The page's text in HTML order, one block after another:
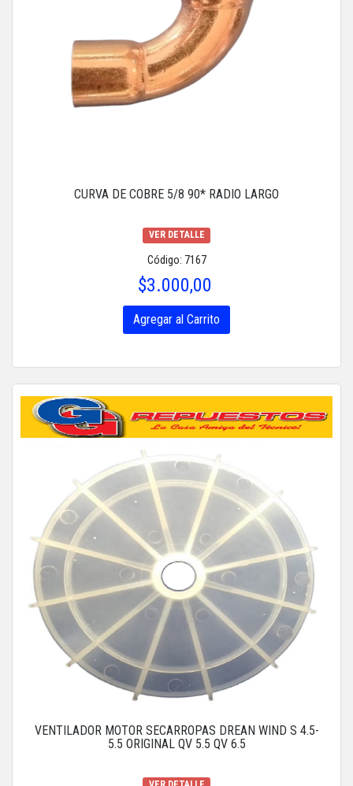
CURVA DE COBRE 5/8 90* RADIO LARGO
VER DETALLE
Código: 7167
$3.000,00
Agregar al Carrito
VENTILADOR MOTOR SECARROPAS DREAN WIND S 4.5-
5.5 ORIGINAL QV 5.5 QV 6.5